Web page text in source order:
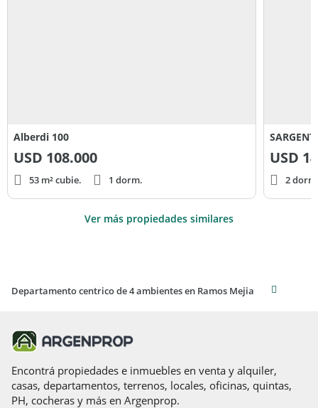
Alberdi 100
USD 108.000
53 m² cubie. 1 dorm.
USD
2
Ver más propiedades similares
Departamento centrico de 4 ambientes en Ramos Mejia
Encontrá propiedades e inmuebles en venta y alquiler,
casas, departamentos, terrenos, locales, oficinas, quintas,
PH, cocheras y más en Argenprop.